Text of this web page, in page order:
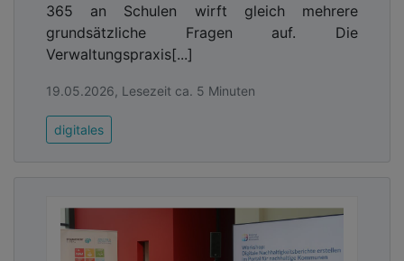
365 an Schulen wirft gleich mehrere
grundsätzliche Fragen auf. Die
Verwaltungspraxis[...]
19.05.2026, Lesezeit ca. 5 Minuten
digitales